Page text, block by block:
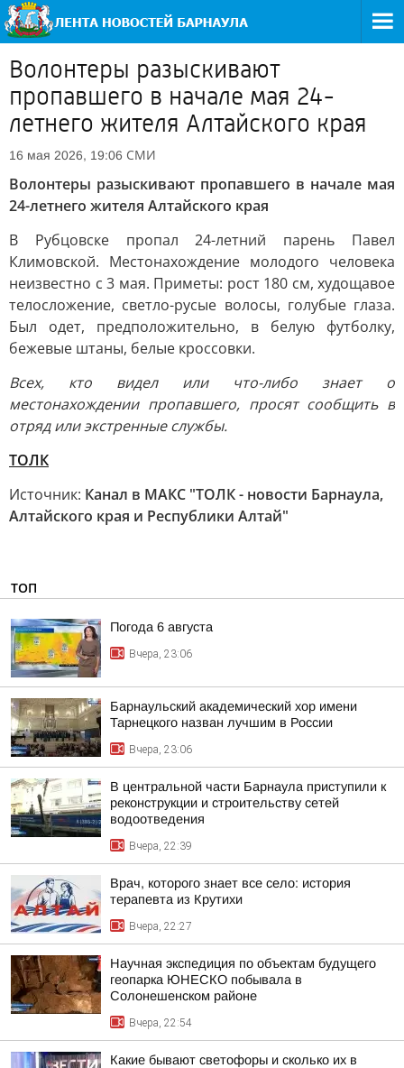
Волонтеры разыскивают
пропавшего в начале мая 24-
летнего жителя Алтайского края
16 мая 2026, 19:06 СМИ
Волонтеры разыскивают пропавшего в начале мая
24-летнего жителя Алтайского края
В Рубцовске пропал 24-летний парень Павел
Климовской. Местонахождение молодого человека
неизвестно с 3 мая. Приметы: рост 180 см, худощавое
телосложение, светло-русые волосы, голубые глаза.
Был одет, предположительно, в белую футболку,
бежевые штаны, белые кроссовки.
Всех, кто видел или что-либо знает о
местонахождении пропавшего, просят сообщить в
отряд или экстренные службы.
ТОЛК
Источник: Канал в МАКС "ТОЛК - новости Барнаула,
Алтайского края и Республики Алтай"
ТОП
Погода 6 августа
Вчера, 23:06
Барнаульский академический хор имени
Тарнецкого назван лучшим в России
Вчера, 23:06
В центральной части Барнаула приступили к
реконструкции и строительству сетей
водоотведения
Вчера, 22:39
Врач, которого знает все село: история
терапевта из Крутихи
Вчера, 22:27
Научная экспедиция по объектам будущего
геопарка ЮНЕСКО побывала в
Солонешенском районе
Вчера, 22:54
Какие бывают светофоры и сколько их в